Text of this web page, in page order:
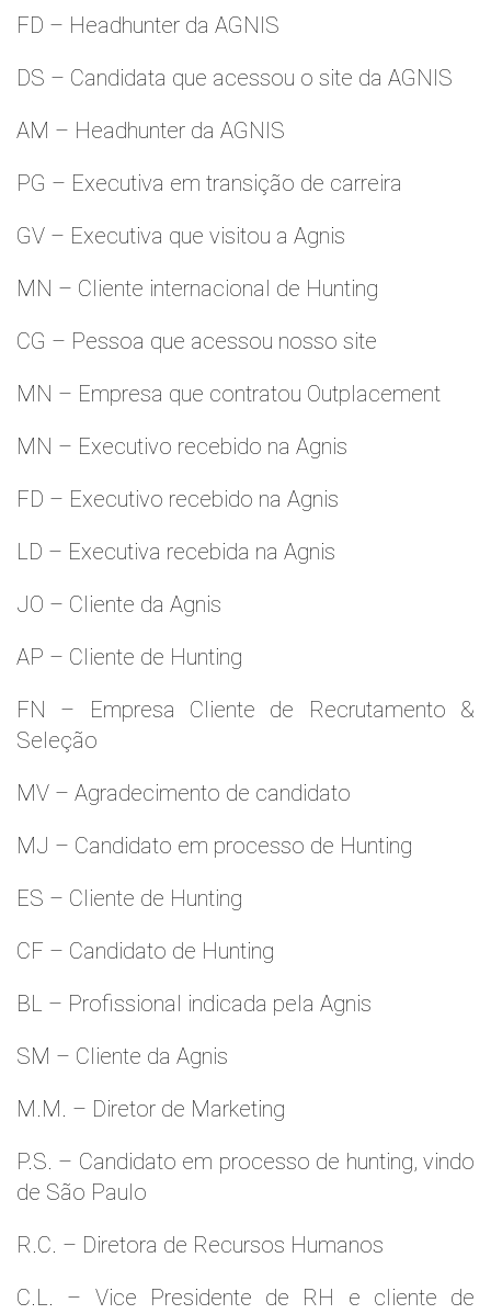
FD – Headhunter da AGNIS
DS – Candidata que acessou o site da AGNIS
AM – Headhunter da AGNIS
PG – Executiva em transição de carreira
GV – Executiva que visitou a Agnis
MN – Cliente internacional de Hunting
CG – Pessoa que acessou nosso site
MN – Empresa que contratou Outplacement
MN – Executivo recebido na Agnis
FD – Executivo recebido na Agnis
LD – Executiva recebida na Agnis
JO – Cliente da Agnis
AP – Cliente de Hunting
FN – Empresa Cliente de Recrutamento &
Seleção
MV – Agradecimento de candidato
MJ – Candidato em processo de Hunting
ES – Cliente de Hunting
CF – Candidato de Hunting
BL – Profissional indicada pela Agnis
SM – Cliente da Agnis
M.M. – Diretor de Marketing
P.S. – Candidato em processo de hunting, vindo
de São Paulo
R.C. – Diretora de Recursos Humanos
C.L. – Vice Presidente de RH e cliente de